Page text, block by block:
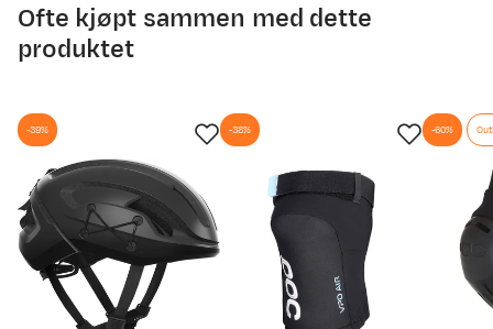
Ofte kjøpt sammen med dette
produktet
-39% -38% -60%